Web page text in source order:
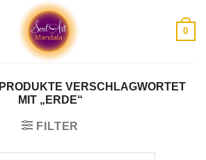
0
PRODUKTE VERSCHLAGWORTET
MIT „ERDE“
FILTER